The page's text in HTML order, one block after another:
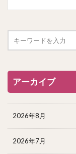
アーカイブ
2026年8月
2026年7月